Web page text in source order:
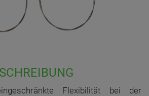
Flexibilität bei der